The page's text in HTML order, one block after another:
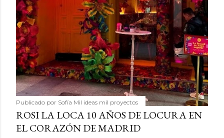
Publicado por Sofía Mil ideas mil proyectos
ROSI LA LOCA 10 AÑOS DE LOCURA EN
EL CORAZÓN DE MADRID